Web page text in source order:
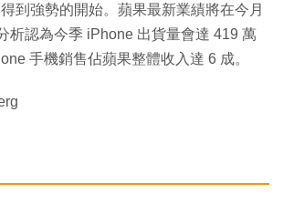
到強勢的開始。蘋果最新業績將在今月
析認為今季 iPhone 出貨量會達 419 萬
手機銷售佔蘋果整體收入達 6 成。